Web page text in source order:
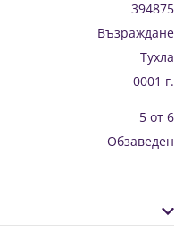
394875
Възраждане
Тухла
0001 г.
5 от 6
Обзаведен